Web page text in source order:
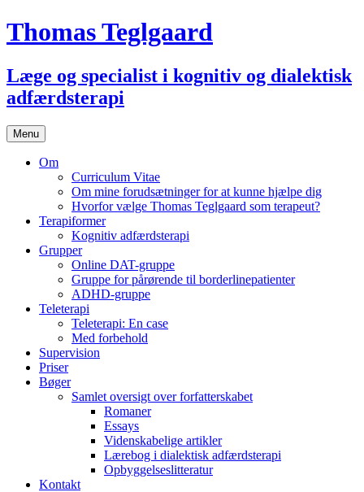
Thomas Teglgaard
Læge og specialist i kognitiv og dialektisk
adfærdsterapi
Menu Skip
to
content
Om
Curriculum Vitae
Om mine forudsætninger for at kunne hjælpe dig
Hvorfor vælge Thomas Teglgaard som terapeut?
Terapiformer
Kognitiv adfærdsterapi
Grupper
Online DAT-gruppe
Gruppe for pårørende til borderlinepatienter
ADHD-gruppe
Teleterapi
Teleterapi: En case
Med forbehold
Supervision
Priser
Bøger
Samlet oversigt over forfatterskabet
Romaner
Essays
Videnskabelige artikler
Lærebog i dialektisk adfærdsterapi
Opbyggelseslitteratur
Kontakt